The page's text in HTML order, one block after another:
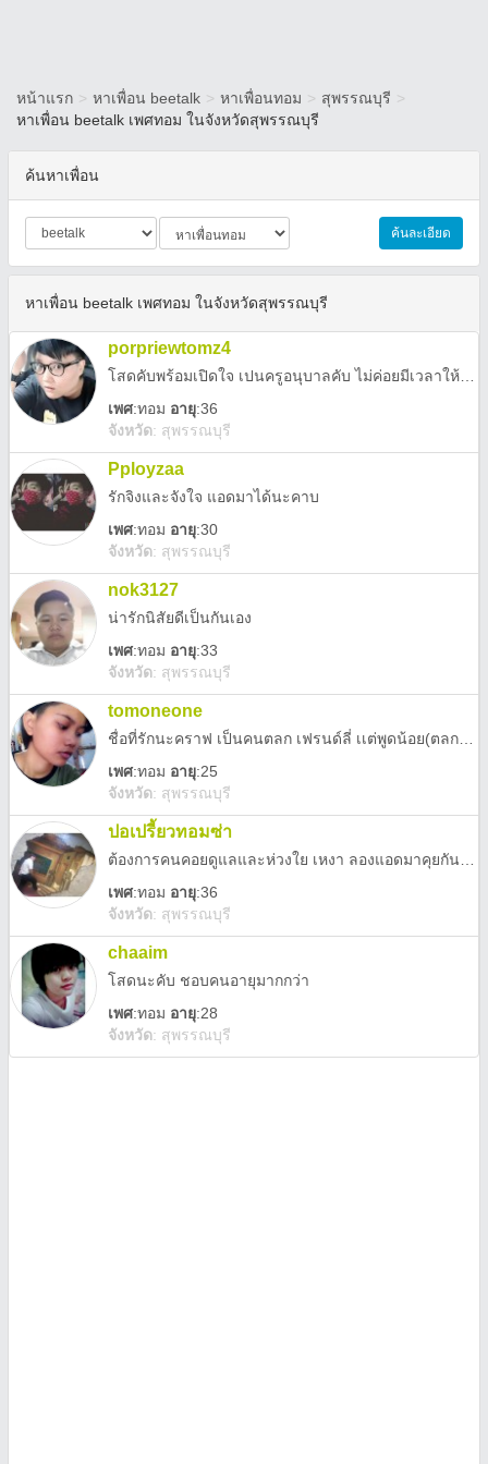
หน้าแรก > หาเพื่อน beetalk > หาเพื่อนทอม > สุพรรณบุรี >
หาเพื่อน beetalk เพศทอม ในจังหวัดสุพรรณบุรี
ค้นหาเพื่อน
ค้นละเอียด
หาเพื่อน beetalk เพศทอม ในจังหวัดสุพรรณบุรี
porpriewtomz4
เพศ:ทอม อายุ:36
จังหวัด: สุพรรณบุรี
Pployzaa
รักจิงและจังใจ แอดมาได้นะคาบ
เพศ:ทอม อายุ:30
จังหวัด: สุพรรณบุรี
nok3127
น่ารักนิสัยดีเป็นกันเอง
เพศ:ทอม อายุ:33
จังหวัด: สุพรรณบุรี
tomoneone
เพศ:ทอม อายุ:25
จังหวัด: สุพรรณบุรี
ปอเปรี้ยวทอมซ่า
เพศ:ทอม อายุ:36
จังหวัด: สุพรรณบุรี
chaaim
โสดนะคับ ชอบคนอายุมากกว่า
เพศ:ทอม อายุ:28
จังหวัด: สุพรรณบุรี